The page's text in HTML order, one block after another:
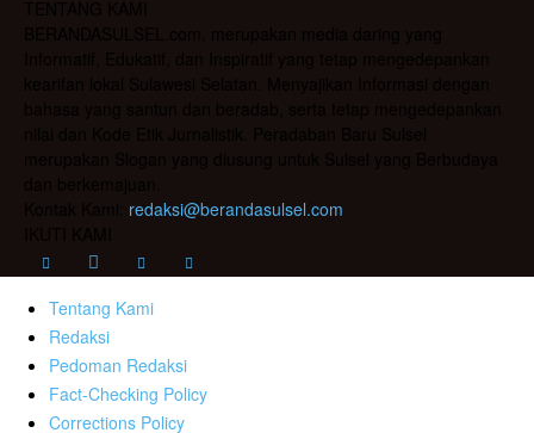
redaksi@berandasulsel.com
Tentang Kami
Redaksi
Pedoman Redaksi
Fact-Checking Policy
Corrections Policy